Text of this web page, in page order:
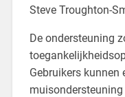
Steve Troughton-
De ondersteuning
Gebruikers kunnen